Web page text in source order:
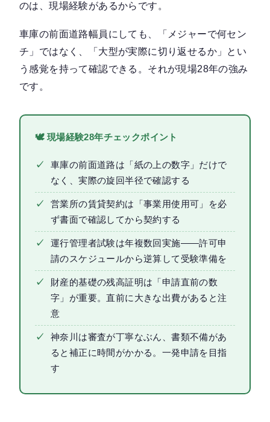
のは、現場経験があるからです。
車庫の前面道路幅員にしても、「メジャーで何セン
チ」ではなく、「大型が実際に切り返せるか」とい
う感覚を持って確認できる。それが現場28年の強み
です。
🕊 現場経験28年チェックポイント
✓
車庫の前面道路は「紙の上の数字」だけで
なく、実際の旋回半径で確認する
✓
営業所の賃貸契約は「事業用使用可」を必
ず書面で確認してから契約する
✓
運行管理者試験は年複数回実施——許可申
請のスケジュールから逆算して受験準備を
✓
財産的基礎の残高証明は「申請直前の数
字」が重要。直前に大きな出費があると注
意
✓
神奈川は審査が丁寧なぶん、書類不備があ
ると補正に時間がかかる。一発申請を目指
す